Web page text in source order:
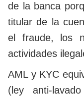
de la banca
titular de la
el fraude, los
actividades
AML y KYC
(ley anti-